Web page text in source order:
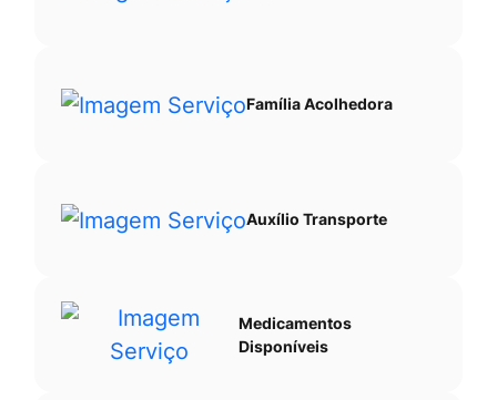
Família Acolhedora
Auxílio Transporte
Medicamentos
Disponíveis